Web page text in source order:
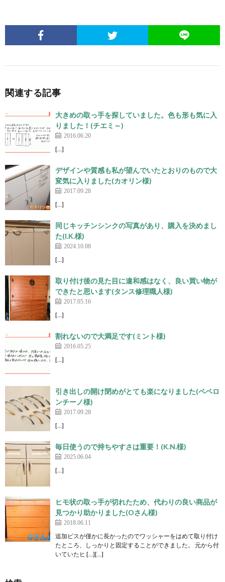
関連する記事
大きめの取っ手を探していました。色も形も気に入
りました！(チエミ～)
2016.06.20
[…]
デザインや質感も私が望んでいたとおりのもので大
変気に入りました(カオリン様)
2017.09.28
[…]
同じキッチンシンクの写真があり、購入を決めまし
た(I.K.様)
2024.10.08
[…]
取り付け後の見た目に違和感はなく、良い買い物が
できたと思います(タンス修理職人様)
2017.05.16
[…]
割れないので大満足です(ミント様)
2016.05.25
[…]
引き出しの開け閉めがとても楽になりました(ペペロ
ンチーノ様)
2017.09.28
[…]
毎日使うので持ちやすさは重要！(K.N.様)
2025.06.04
[…]
ヒモ状の取っ手が切れたため、代わりの良い商品が
見つかり助かりました(Oさん様)
2018.06.11
追加ビスが僅かに長かったのでワッシャーをはめて取り付け
たところ、しっかりと固定することができました。 元から付
いていたヒ […][…]